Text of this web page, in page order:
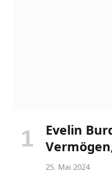
Evelin
25. Mai 2024